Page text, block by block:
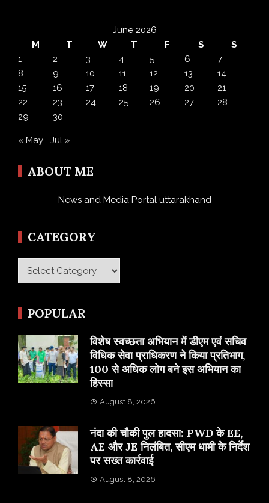
June 2026
M
T W T F S
S
1
2 3 4 5 6
7
8
9 10 11 12 13
14
15
16 17 18 19 20
21
22
23 24 25 26 27
28
29
30
« May Jul »
ABOUT ME
News and Media Portal uttarakhand
CATEGORY
Category
POPULAR
विशेष स्वच्छता अभियान में डीएम एवं सचिव
विधिक सेवा प्राधिकरण ने किया प्रतिभाग,
100 से अधिक लोग बने इस अभियान का
हिस्सा
August 8, 2026
नंदा की चौकी पुल हादसा: PWD के EE,
AE और JE निलंबित, सीएम धामी के निर्देश
पर सख्त कार्रवाई
August 8, 2026